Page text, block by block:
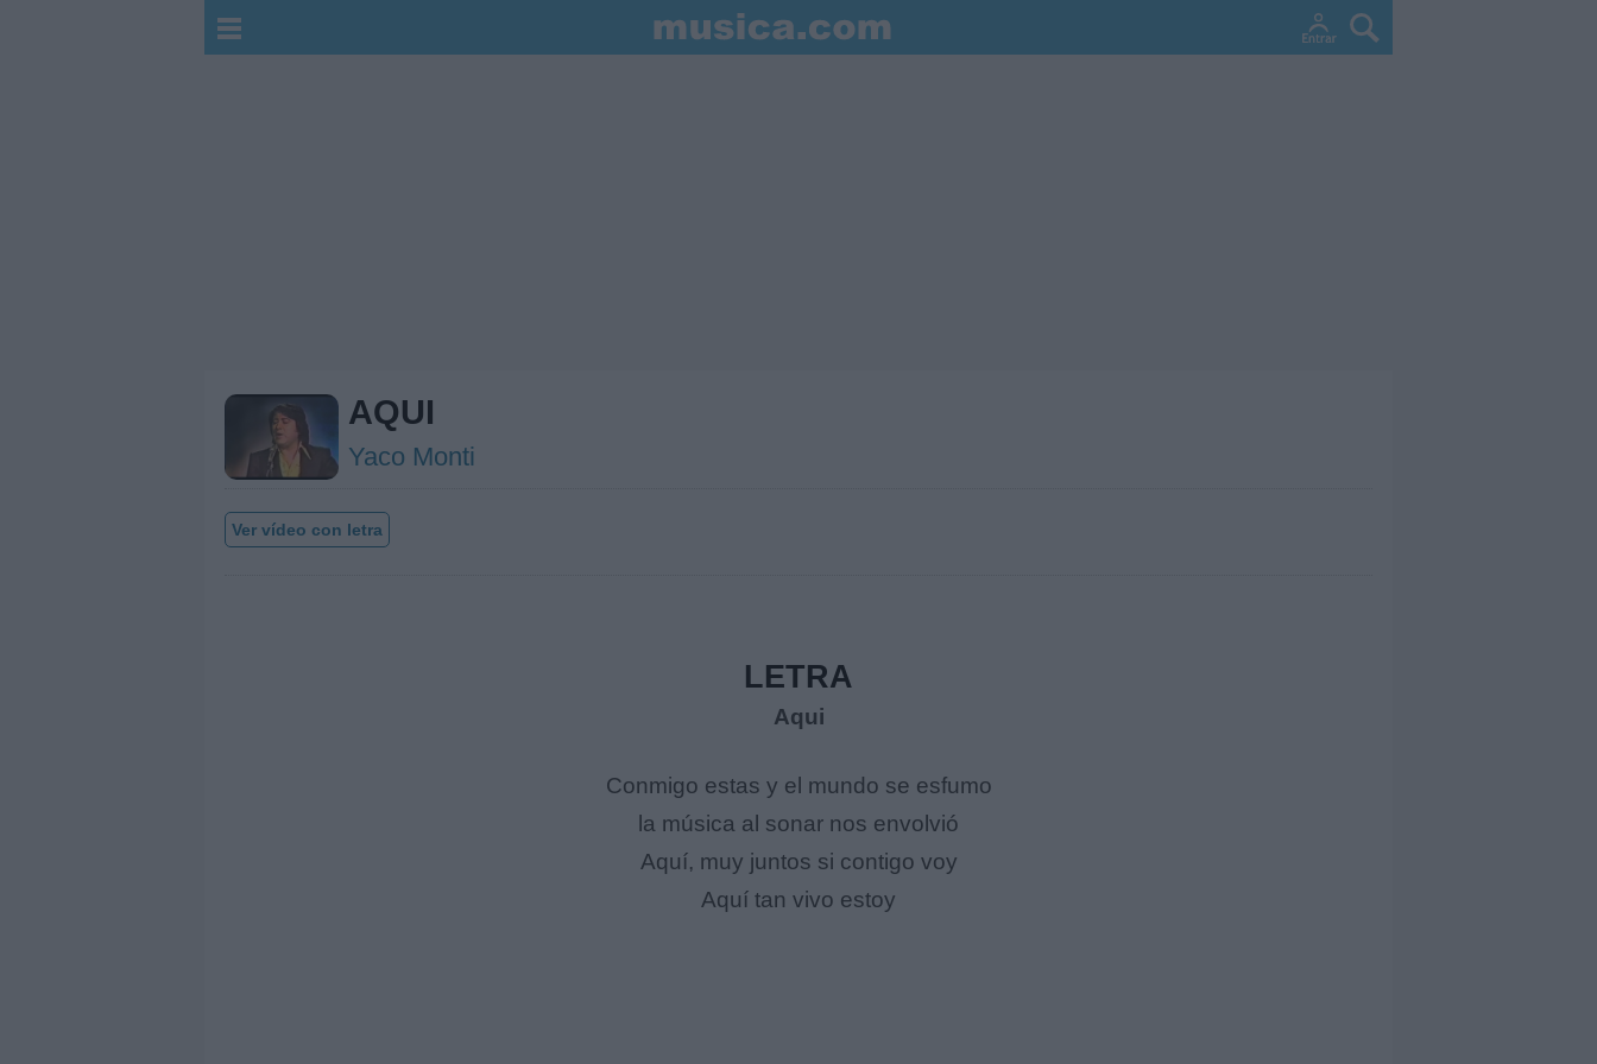
AQUI
Yaco Monti
Ver vídeo con letra
LETRA
Aqui
Conmigo estas y el mundo se esfumo
la música al sonar nos envolvió
Aquí, muy juntos si contigo voy
Aquí tan vivo estoy